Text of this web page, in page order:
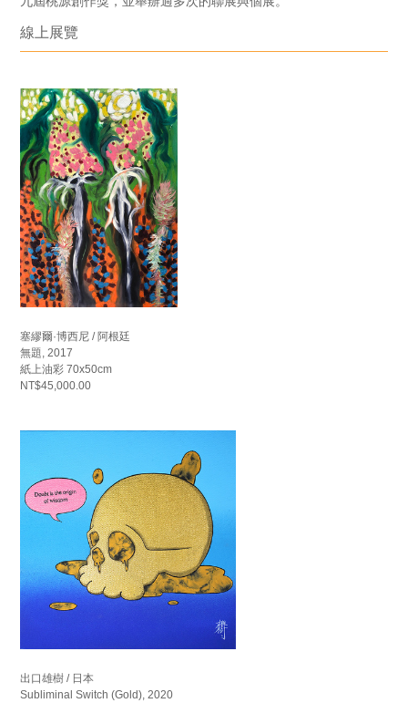
線上展覽
塞繆爾·博西尼 / 阿根廷
無題, 2017
紙上油彩 70x50cm
NT$45,000.00
出口雄樹 / 日本
Subliminal Switch (Gold), 2020